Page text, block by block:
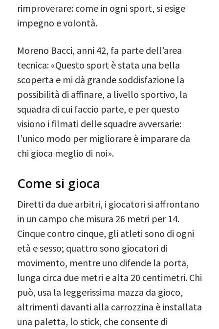
rimproverare: come in ogni sport, si esige
impegno e volontà.
Moreno Bacci, anni 42, fa parte dell’area
tecnica: «Questo sport è stata una bella
scoperta e mi dà grande soddisfazione la
possibilità di affinare, a livello sportivo, la
squadra di cui faccio parte, e per questo
visiono i filmati delle squadre avversarie:
l’unico modo per migliorare è imparare da
chi gioca meglio di noi».
Come si gioca
Diretti da due arbitri, i giocatori si affrontano
in un campo che misura 26 metri per 14.
Cinque contro cinque, gli atleti sono di ogni
età e sesso; quattro sono giocatori di
movimento, mentre uno difende la porta,
lunga circa due metri e alta 20 centimetri. Chi
può, usa la leggerissima mazza da gioco,
altrimenti davanti alla carrozzina è installata
una paletta, lo stick, che consente di